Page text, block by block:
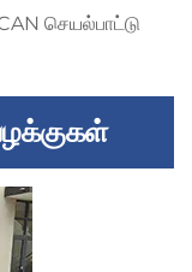
செயல்பாட்டு